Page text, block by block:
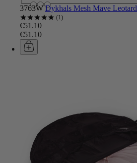
3763W Dykhals Mesh Mave Leotard
1
€51.10
€51.10